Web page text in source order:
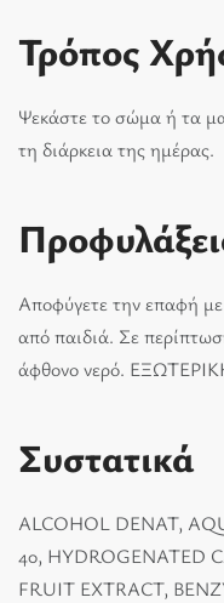
Τρόπος
Ψεκάστε το σώμα ή τα
τη διάρκεια της ημέρας.
Αποφύγετε την επαφή
από παιδιά. Σε
άφθονο νερό.
Συστατικά
ALCOHOL DENAT,
40, HYDROGENATED
FRUIT EXTRACT,